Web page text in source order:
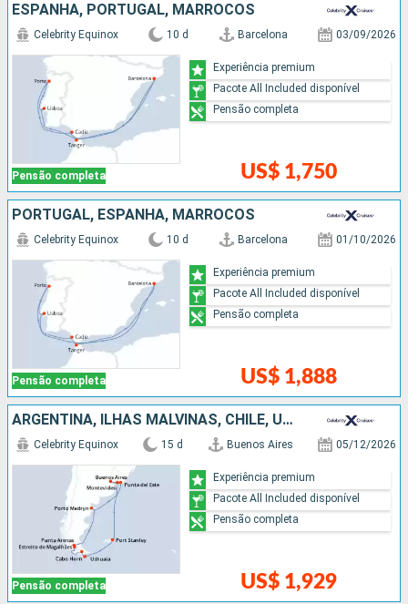
ESPANHA, PORTUGAL, MARROCOS
Pensão completa
Celebrity Equinox 10 d Barcelona 03/09/2026
US$ 1,750
Experiência premium
Pacote All Included disponível
Pensão completa
PORTUGAL, ESPANHA, MARROCOS
Pensão completa
Celebrity Equinox 10 d Barcelona 01/10/2026
US$ 1,888
Experiência premium
Pacote All Included disponível
Pensão completa
ARGENTINA, ILHAS MALVINAS, CHILE, URUGUAI
Pensão completa
Celebrity Equinox 15 d Buenos Aires 05/12/2026
US$ 1,929
Experiência premium
Pacote All Included disponível
Pensão completa